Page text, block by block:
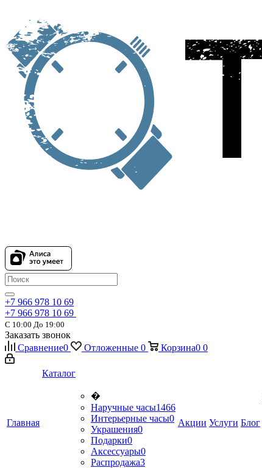
+7 966 978 10 69
+7 966 978 10 69
С 10:00 До 19:00
Заказать звонок
Сравнение0 Отложенные 0 Корзина0 0
Главная
Каталог
�
Наручные часы1466
Интерьерные часы0
Украшения0
Подарки0
Аксессуары0
Распродажа3
Акции Услуги Блог